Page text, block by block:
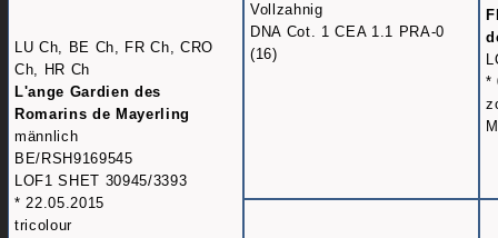
LU Ch, BE Ch, FR Ch, CRO
Ch, HR Ch
L'ange Gardien des
Romarins de Mayerling
männlich
BE/RSH9169545
LOF1 SHET 30945/3393
* 22.05.2015
tricolour
Vollzahnig
DNA Cot. 1 CEA 1.1 PRA-0
(16)
*